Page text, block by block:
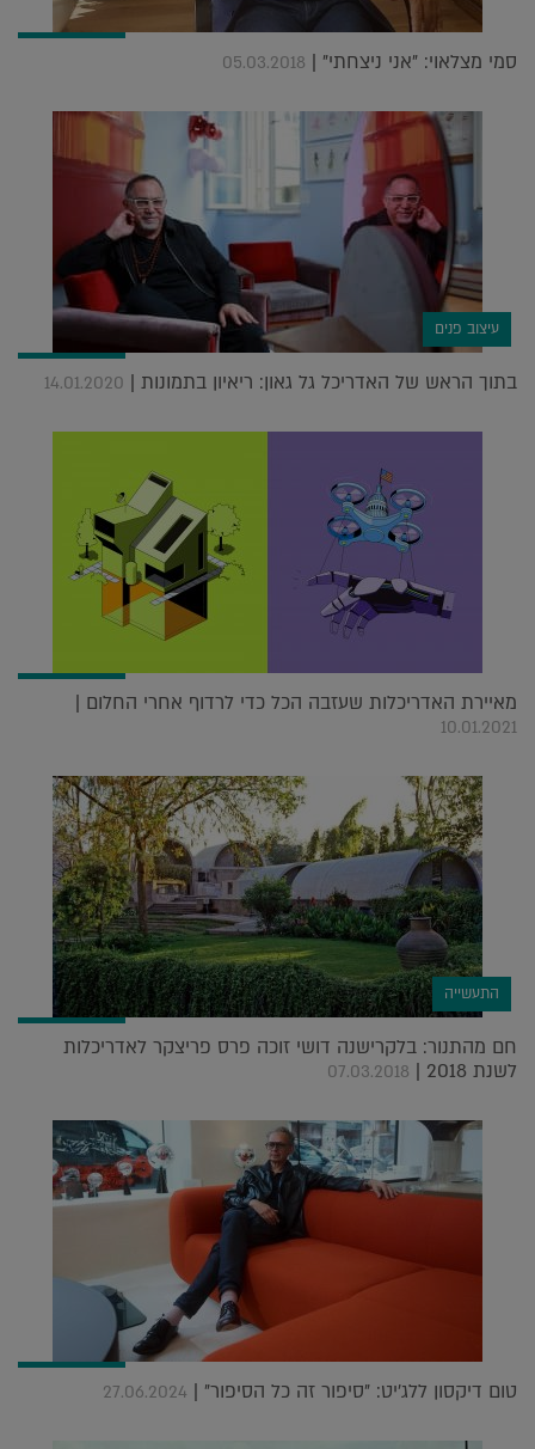
סמי מצלאוי: "אני ניצחתי" | 05.03.2018
עיצוב פנים
בתוך הראש של האדריכל גל גאון: ריאיון בתמונות | 14.01.2020
מאיירת האדריכלות שעזבה הכל כדי לרדוף אחרי החלום |
10.01.2021
התעשייה
חם מהתנור: בלקרישנה דושי זוכה פרס פריצקר לאדריכלות
לשנת 2018 |
07.03.2018
טום דיקסון ללג'יט: "סיפור זה כל הסיפור" | 27.06.2024